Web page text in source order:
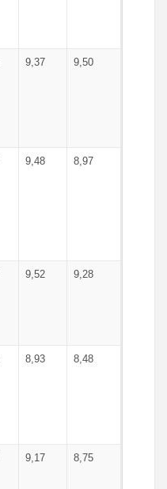
9,37 9,50
9,48 8,97
9,52 9,28
8,93 8,48
9,17 8,75